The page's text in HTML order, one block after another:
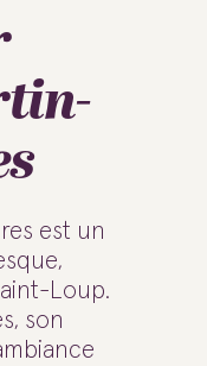
est un
Loup.
son